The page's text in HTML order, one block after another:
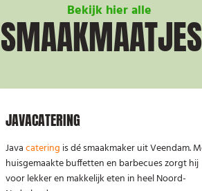
Bekijk hier alle
JAVACATERING
Javacatering is dé smaakmaker uit Veendam.
huisgemaakte buffetten en barbecues zorgt hij
voor lekker en makkelijk eten in heel Noord-